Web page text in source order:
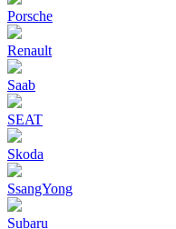
Porsche
Renault
Saab
SEAT
Skoda
SsangYong
Subaru